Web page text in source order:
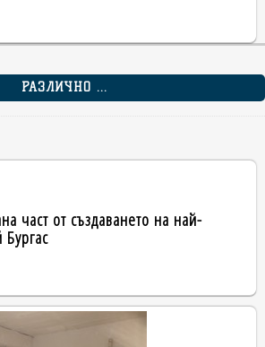
РАЗЛИЧНО ...
част от създаването на най-